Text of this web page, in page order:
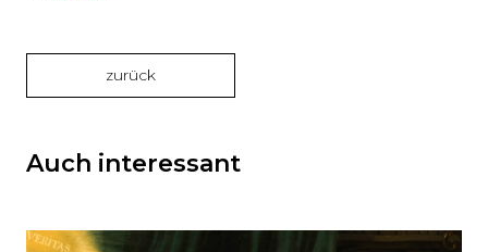
zurück
Auch interessant